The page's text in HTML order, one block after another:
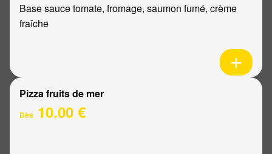
Base sauce tomate, fromage, saumon fumé, crème
fraîche
Pizza fruits de mer
Dès 10.00 €